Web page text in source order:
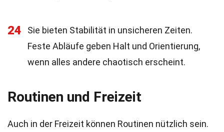
24
Sie bieten Stabilität in unsicheren Zeiten.
Feste Abläufe geben Halt und Orientierung,
wenn alles andere chaotisch erscheint.
Routinen und Freizeit
Auch in der Freizeit können Routinen nützlich sein.